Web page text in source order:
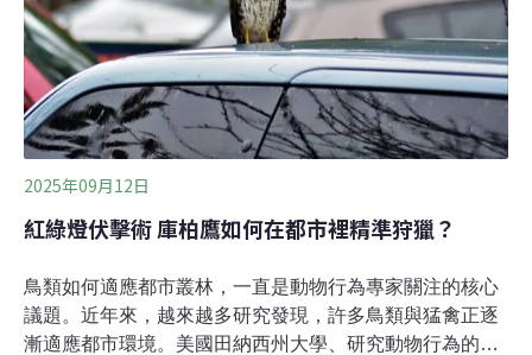
2025年09月12日
紅綠燈伏擊術 庫柏鷹如何在都市裡精準狩獵？
鳥類如何適應都市叢林，一直是動物行為專家關注的核心
議題。近年來，越來越多研究發現，許多鳥類與猛禽正逐
漸適應都市環境。美國田納西州大學、研究動物行為的助